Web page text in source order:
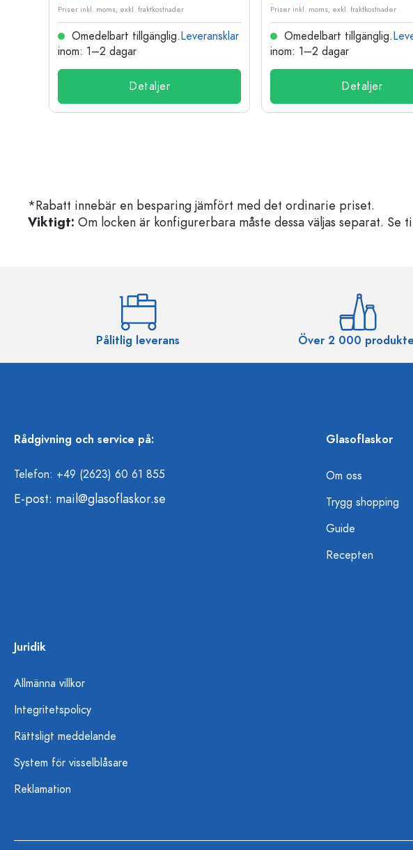
Priser inkl. moms, exkl. fraktkostnader
Omedelbart tillgänglig.Leveransklar
inom: 1–2 dagar
Detaljer
Priser inkl. moms, exkl. fraktkostnader
Omedelbart tillgänglig.
inom: 1–2 dagar
Detaljer
*Rabatt innebär en besparing jämfört med det ordinarie priset.
Viktigt: Om locken är konfigurerbara måste dessa väljas separat.
Pålitlig leverans Över 2 000
Rådgivning och service på:
Telefon: +49 (2623) 60 61 855
E-post: mail@glasoflaskor.se
Glasoflaskor
Om oss
Trygg shopping
Guide
Recepten
Juridik
Allmänna villkor
Integritetspolicy
Rättsligt meddelande
System för visselblåsare
Reklamation